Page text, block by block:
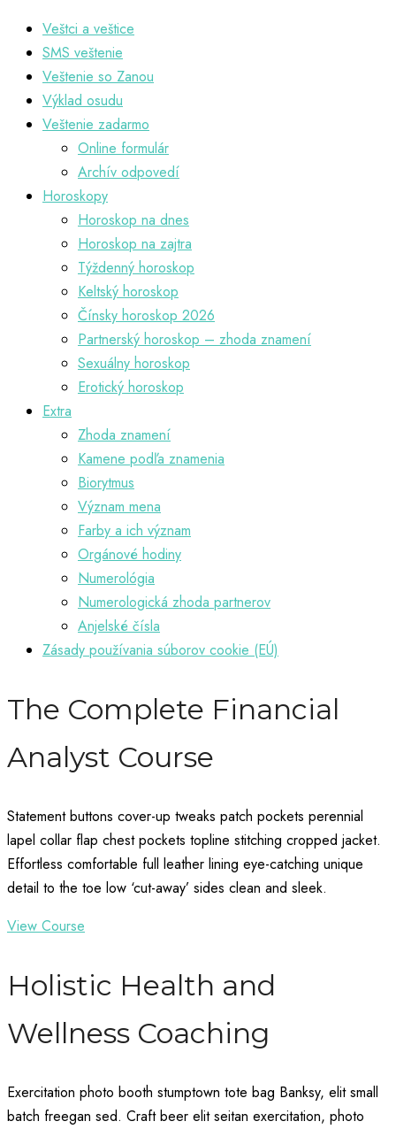
Veštci a veštice
SMS veštenie
Veštenie so Zanou
Výklad osudu
Veštenie zadarmo
Online formulár
Archív odpovedí
Horoskopy
Horoskop na dnes
Horoskop na zajtra
Týždenný horoskop
Keltský horoskop
Čínsky horoskop 2026
Partnerský horoskop – zhoda znamení
Sexuálny horoskop
Erotický horoskop
Extra
Zhoda znamení
Kamene podľa znamenia
Biorytmus
Význam mena
Farby a ich význam
Orgánové hodiny
Numerológia
Numerologická zhoda partnerov
Anjelské čísla
Zásady používania súborov cookie (EÚ)
The Complete Financial
Analyst Course
Statement buttons cover-up tweaks patch pockets perennial
lapel collar flap chest pockets topline stitching cropped jacket.
Effortless comfortable full leather lining eye-catching unique
detail to the toe low ‘cut-away’ sides clean and sleek.
View Course
Holistic Health and
Wellness Coaching
Exercitation photo booth stumptown tote bag Banksy, elit small
batch freegan sed. Craft beer elit seitan exercitation, photo